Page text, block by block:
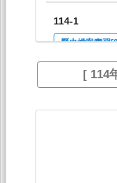
114-1
歷史檔案實習
日間學士班-
日間學士班-
[ 114